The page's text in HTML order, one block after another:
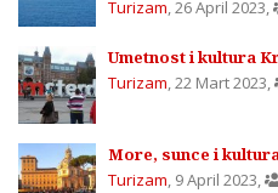
Turizam,26 April 2023,
Umetnost i kultura
Turizam,22 Mart 2023,
More, sunce i
Turizam, 9 April 2023,